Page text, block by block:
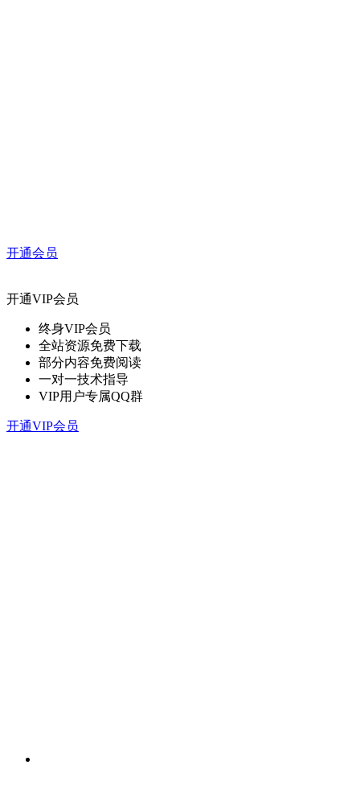
开通会员
开通VIP会员
终身VIP会员
全站资源免费下载
部分内容免费阅读
一对一技术指导
VIP用户专属QQ群
开通VIP会员